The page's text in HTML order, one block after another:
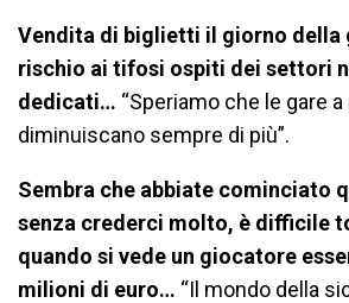
Vendita di biglietti il giorno della
rischio ai tifosi ospiti dei settori
dedicati… “Speriamo che le gare
diminuiscano sempre di più”.
Sembra che abbiate cominciato
senza crederci molto, è difficile
quando si vede un giocatore
milioni di euro… “Il mondo della